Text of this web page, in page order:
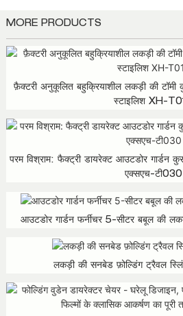
MORE PRODUCTS
फ़ैक्टरी अनुकूलित बहुक्रियाशील लकड़ी की टॉमी
स्टाइलिश XH-
परम विश्राम: फैक्ट्री डायरेक्ट आउटडोर गार्डन
एक्सएच-टी030
आउटडोर गार्डन फर्नीचर 5-सीटर बबूल की
लकड़ी की सनबेड फ़ोल्डिंग ट्रैवल